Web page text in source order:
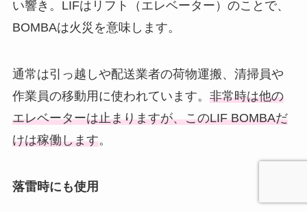
い響き。LIFはリフト（エレベーター）のことで、
BOMBAは火災を意味します。
通常は引っ越しや配送業者の荷物運搬、清掃員や
作業員の移動用に使われています。 非常時は他の
エレベーターは止まりますが、このLIF BOMBAだ
けは稼働します。
落雷時にも使用